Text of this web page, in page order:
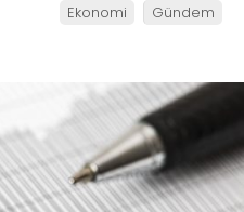
Ekonomi Gündem